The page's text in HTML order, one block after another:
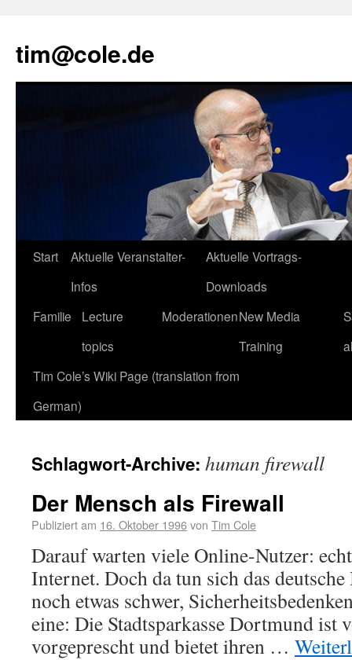
tim@cole.de
Start
Aktuelle Veranstalter-
Infos
Aktuelle Vortrags-
Downloads
Familie
Lecture
topics
ModerationenNew Media
Training
Tim Cole’s Wiki Page (translation from
German)
Schlagwort-Archive: human firewall
Der Mensch als Firewall
Publiziert am 16. Oktober 1996von Tim Cole
Darauf warten viele Online-Nutzer:
Internet. Doch da tun sich das
noch etwas schwer,
eine: Die Stadtsparkasse Dortmund ist
vorgeprescht und bietet ihren …